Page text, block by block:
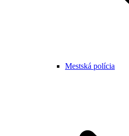
Mestská polícia